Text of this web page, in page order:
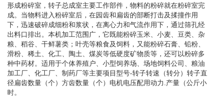
形成粉碎室，转子总成室主要工作部件，物料的粉碎就在粉碎室完
成。当物料进入粉碎室后，在园齿和扁齿的部断打击及揉撞作用
下，迅速破碎成细粉和浆状，在离心力和气流作用下，通过筛孔经
出料口排出。本机加工范围广，它既能粉碎玉米、小麦、豆类、杂
粮、稻谷、干鲜薯类；叶壳等粮食及饲料，又能粉碎石膏、铅粉、
滑粉、稀土、化工、陶土、煤炭等低硬度矿物质等，还可以粉碎多
种中药材。适用于个体养殖户、小型饲养场、场地饲料公司、粮油
加工厂、化工厂、制药厂等主要项目型号-转子转速（转分）转子直
径扁齿数量（个）方齿数量（个）电机电压配用动力.产量（公斤小
时。